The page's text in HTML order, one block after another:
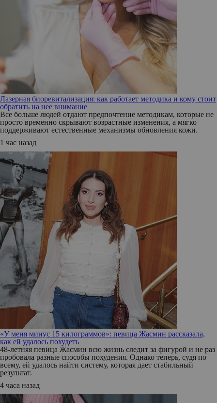
Лазерная биоревитализация: как работает методика и кому стоит
обратить на нее внимание
Все больше людей отдают предпочтение методикам, которые не
просто временно скрывают возрастные изменения, а мягко
поддерживают естественные механизмы обновления кожи.
1 час назад
«У меня минус 15 килограммов»: певица Жасмин рассказала,
как ей удалось похудеть
48-летняя певица Жасмин всю жизнь следит за фигурой и не раз
пробовала разные способы похудения. Однако теперь, судя по
всему, ей удалось найти систему, которая дает стабильный
результат.
4 часа назад